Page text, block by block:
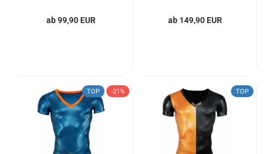
ab 99,90 EUR ab 149,90 EUR
TOP -21% TOP